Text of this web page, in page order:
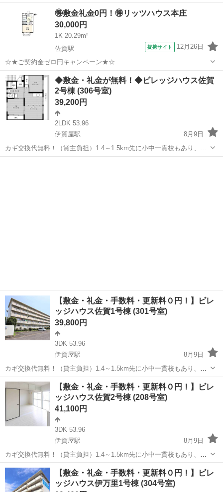
立地です。フリーレント1ヶ月＋最大3万円引越サポートあり！敷金・
礼金・更新料・鍵交換手数料0円！※契約内容や審査の結果、敷金をお
預かりする場合がございます。み...
伊万里市 川東駅 アパート ビレッジハウス
🉐敷金礼金0円！🉐リッツハウス本庄
30,000円
1K 20.29m²
佐賀駅
提携サイト 12月26日
☆★ご契約金ゼロ円キャンペーン★☆
佐賀 佐賀市 佐賀駅 アパート
◆敷金・礼金が無料！◆ビレッジハウス佐賀
2号棟 (306号室)
39,200円
2LDK 53.96
伊賀屋駅
8月9日
カギ交換代無料！（貸主負担）1.4～1.5km先に小中一貫校もあり、フ
ァミリーで住みやすい環境です。フリーレント1ヶ月＋最大3万円引越
【敷金・礼金・手数料・更新料０円！】ビレ
ッジハウス佐賀1号棟 (301号室)
39,800円
3DK 53.96
伊賀屋駅
8月9日
カギ交換代無料！（貸主負担）1.4～1.5km先に小中一貫校もあり、フ
ァミリーで住みやすい環境です。フリーレント1ヶ月＋最大3万円引越
サポートあり！敷金・礼金・更新料・鍵交換手数料0円！※契約内容や
審査の結果、敷金をお預かり...
佐賀 佐賀市 伊賀屋駅 アパート
【敷金・礼金・手数料・更新料０円！】ビレ
ッジハウス佐賀2号棟 (208号室)
41,100円
3DK 53.96
伊賀屋駅
8月9日
カギ交換代無料！（貸主負担）1.4～1.5km先に小中一貫校もあり、フ
ァミリーで住みやすい環境です。フリーレント1ヶ月＋最大3万円引越
サポートあり！敷金・礼金・更新料・鍵交換手数料0円！※契約内容や
審査の結果、敷金をお預かり...
佐賀 佐賀市 伊賀屋駅 アパート ビレッジハウス
【敷金・礼金・手数料・更新料０円！】ビレ
ッジハウス伊万里1号棟 (304号室)